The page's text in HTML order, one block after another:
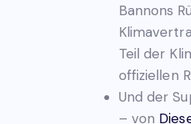
Bannons
Teil der
offiziellen
Und der
– von